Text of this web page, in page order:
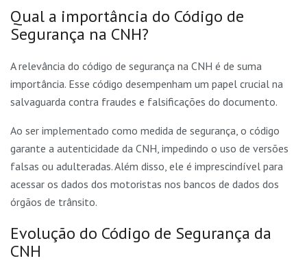
Qual a importância do Código de
Segurança na CNH?
A relevância do código de segurança na CNH é de suma
importância. Esse código desempenham um papel crucial na
salvaguarda contra fraudes e falsificações do documento.
Ao ser implementado como medida de segurança, o código
garante a autenticidade da CNH, impedindo o uso de versões
falsas ou adulteradas. Além disso, ele é imprescindível para
acessar os dados dos motoristas nos bancos de dados dos
órgãos de trânsito.
Evolução do Código de Segurança da
CNH